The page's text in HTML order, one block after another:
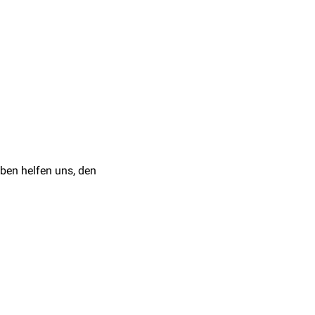
Enden des Bandes
intraoperativen
helfen uns, den